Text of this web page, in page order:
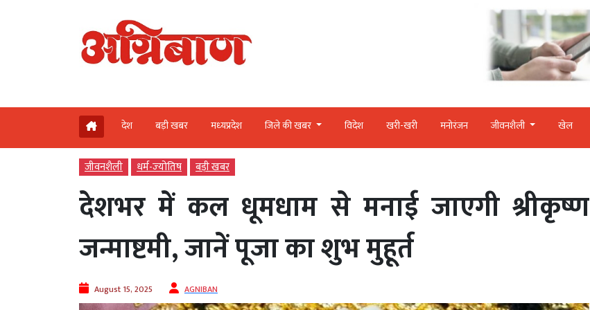
देश बड़ी खबर मध्‍यप्रदेश जिले की खबर विदेश खरी-खरी मनोरंजन जीवनशैली खेल
जीवनशैली धर्म-ज्‍योतिष बड़ी खबर
देशभर में कल धूमधाम से मनाई जाएगी श्रीकृष्ण
जन्माष्टमी, जानें पूजा का शुभ मुहूर्त
August 15, 2025 AGNIBAN